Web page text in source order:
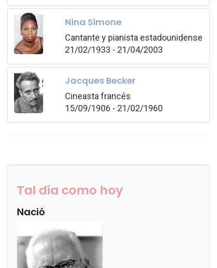
Nina Simone
Cantante y pianista estadounidense
21/02/1933 - 21/04/2003
Jacques Becker
Cineasta francés
15/09/1906 - 21/02/1960
Tal día como hoy
Nació